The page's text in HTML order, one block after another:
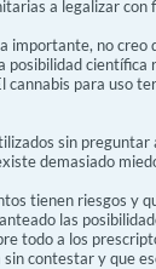
a legalizar con
no
posibilidad
para uso
sin
demasiado
tienen riesgos
las
todo a los
contestar y que